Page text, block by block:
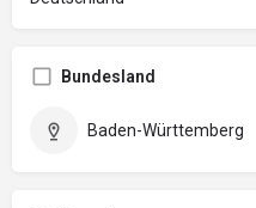
Bundesland
Baden-Württemberg